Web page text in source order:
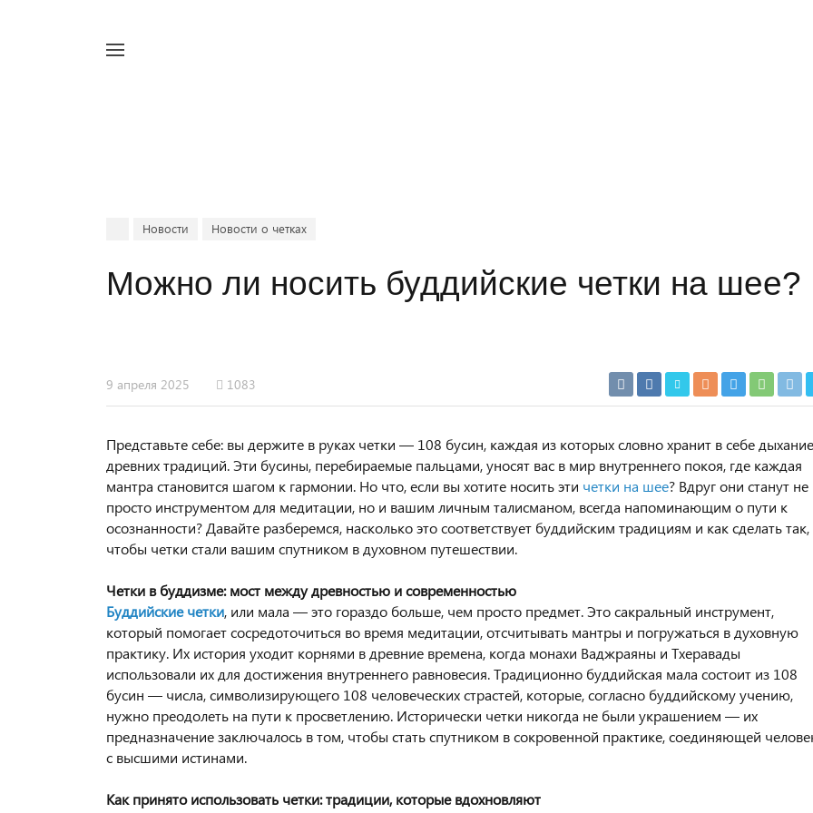
Новости Новости о четках
Можно ли носить буддийские четки на шее?
9 апреля 2025 1083
Представьте себе: вы держите в руках четки — 108 бусин, каждая из которых словно хранит в себе дыхание
древних традиций. Эти бусины, перебираемые пальцами, уносят вас в мир внутреннего покоя, где каждая
мантра становится шагом к гармонии. Но что, если вы хотите носить эти четки на шее? Вдруг они станут не
просто инструментом для медитации, но и вашим личным талисманом, всегда напоминающим о пути к
осознанности? Давайте разберемся, насколько это соответствует буддийским традициям и как сделать так,
чтобы четки стали вашим спутником в духовном путешествии.
Четки в буддизме: мост между древностью и современностью
Буддийские четки, или мала — это гораздо больше, чем просто предмет. Это сакральный инструмент,
который помогает сосредоточиться во время медитации, отсчитывать мантры и погружаться в духовную
практику. Их история уходит корнями в древние времена, когда монахи Ваджраяны и Тхеравады
использовали их для достижения внутреннего равновесия. Традиционно буддийская мала состоит из 108
бусин — числа, символизирующего 108 человеческих страстей, которые, согласно буддийскому учению,
нужно преодолеть на пути к просветлению. Исторически четки никогда не были украшением — их
предназначение заключалось в том, чтобы стать спутником в сокровенной практике, соединяющей
с высшими истинами.
Как принято использовать четки: традиции, которые вдохновляют